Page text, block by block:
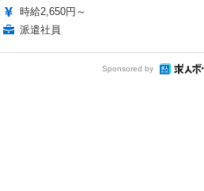
時給2,650円～
派遣社員
Sponsored by